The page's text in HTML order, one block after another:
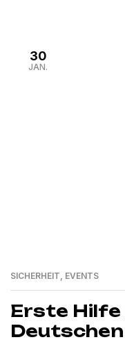
30
JAN.
SICHERHEIT, EVENTS
Erste Hilfe